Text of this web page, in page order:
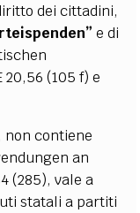
dei cittadini,
e di
(105 f) e
non contiene
an
(285), vale a
statali a partiti